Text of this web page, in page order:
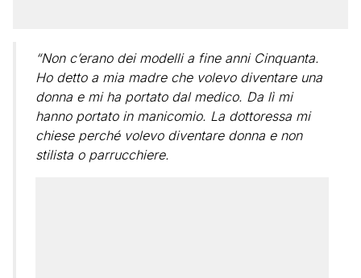
“Non c’erano dei modelli a fine anni Cinquanta.
Ho detto a mia madre che volevo diventare una
donna e mi ha portato dal medico. Da lì mi
hanno portato in manicomio. La dottoressa mi
chiese perché volevo diventare donna e non
stilista o parrucchiere.